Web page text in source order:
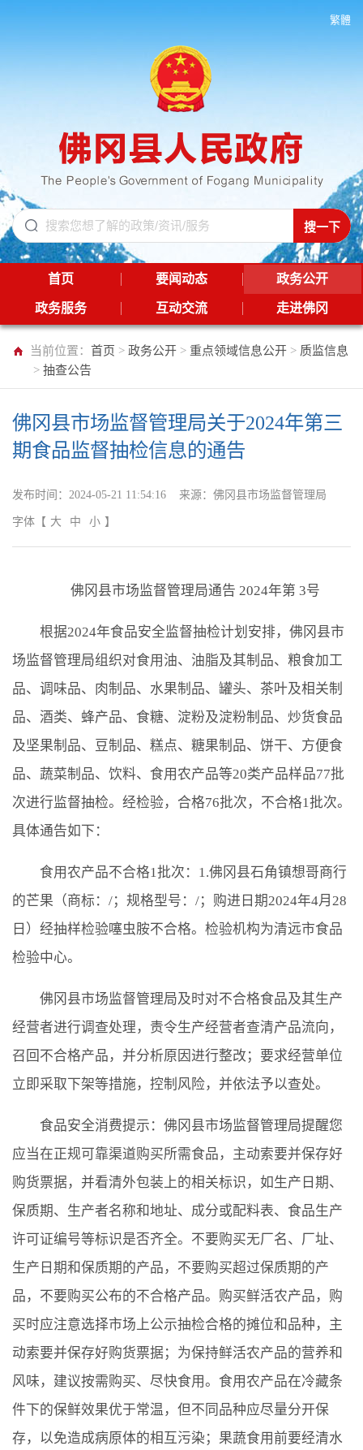
繁體
首页 要闻动态 政务公开
政务服务 互动交流 走进佛冈
当前位置： 首页 > 政务公开 > 重点领域信息公开 > 质监信息
> 抽查公告
佛冈县市场监督管理局关于2024年第三
期食品监督抽检信息的通告
发布时间： 2024-05-21 11:54:16 来源： 佛冈县市场监督管理局
字体 【 大 中 小 】
佛冈县市场监督管理局通告 2024年第 3号
根据2024年食品安全监督抽检计划安排，佛冈县市
场监督管理局组织对食用油、油脂及其制品、粮食加工
品、调味品、肉制品、水果制品、罐头、茶叶及相关制
品、酒类、蜂产品、食糖、淀粉及淀粉制品、炒货食品
及坚果制品、豆制品、糕点、糖果制品、饼干、方便食
品、蔬菜制品、饮料、食用农产品等20类产品样品77批
次进行监督抽检。经检验，合格76批次，不合格1批次。
具体通告如下：
食用农产品不合格1批次：1.佛冈县石角镇想哥商行
的芒果（商标：/；规格型号：/；购进日期2024年4月28
日）经抽样检验噻虫胺不合格。检验机构为清远市食品
检验中心。
佛冈县市场监督管理局及时对不合格食品及其生产
经营者进行调查处理，责令生产经营者查清产品流向，
召回不合格产品，并分析原因进行整改；要求经营单位
立即采取下架等措施，控制风险，并依法予以查处。
食品安全消费提示：佛冈县市场监督管理局提醒您
应当在正规可靠渠道购买所需食品，主动索要并保存好
购货票据，并看清外包装上的相关标识，如生产日期、
保质期、生产者名称和地址、成分或配料表、食品生产
许可证编号等标识是否齐全。不要购买无厂名、厂址、
生产日期和保质期的产品，不要购买超过保质期的产
品，不要购买公布的不合格产品。购买鲜活农产品，购
买时应注意选择市场上公示抽检合格的摊位和品种，主
动索要并保存好购货票据；为保持鲜活农产品的营养和
风味，建议按需购买、尽快食用。食用农产品在冷藏条
件下的保鲜效果优于常温，但不同品种应尽量分开保
存，以免造成病原体的相互污染；果蔬食用前要经清水